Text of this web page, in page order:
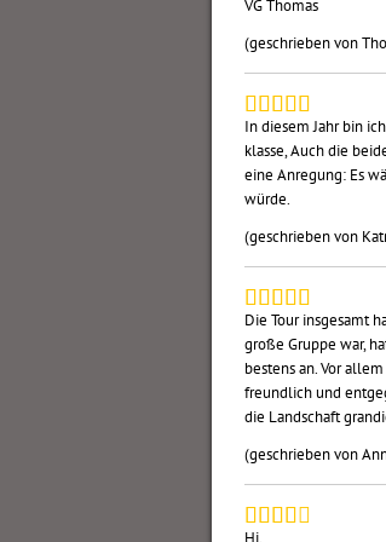
VG Thomas
(geschrieben von
In diesem Jahr bin
klasse, Auch die
eine Anregung: Es
würde.
(geschrieben von
Die Tour insgesamt
große Gruppe war,
bestens an. Vor
freundlich und
die Landschaft
(geschrieben von